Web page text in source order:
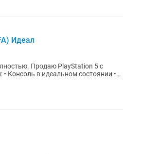
Идеал
5 с
Консоль в идеальном состоянии •